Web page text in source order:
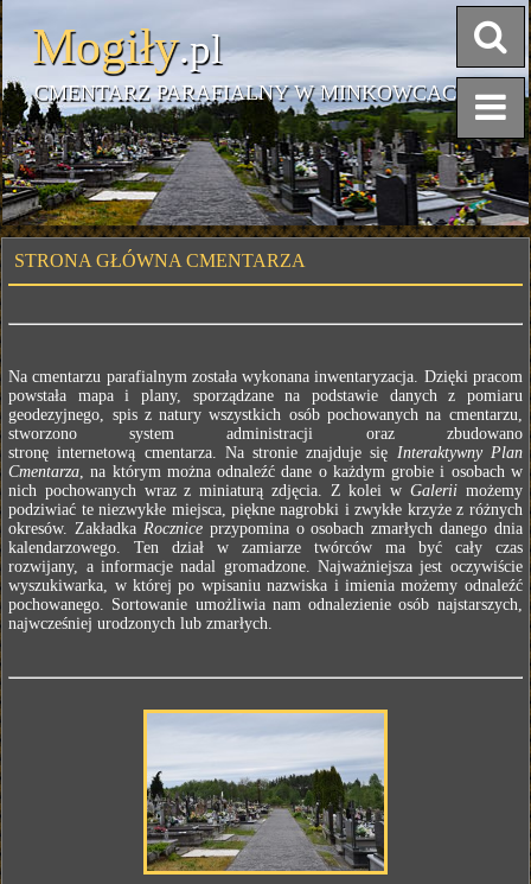
Mogiły.pl
CMENTARZ PARAFIALNY W MINKOWCACH
STRONA GŁÓWNA CMENTARZA
Na cmentarzu parafialnym została wykonana inwentaryzacja. Dzięki pracom
powstała mapa i plany, sporządzane na podstawie danych z pomiaru
geodezyjnego, spis z natury wszystkich osób pochowanych na cmentarzu,
stworzono system administracji oraz zbudowano
stronę internetową cmentarza. Na stronie znajduje się Interaktywny Plan
Cmentarza, na którym można odnaleźć dane o każdym grobie i osobach w
nich pochowanych wraz z miniaturą zdjęcia. Z kolei w Galerii możemy
podziwiać te niezwykłe miejsca, piękne nagrobki i zwykłe krzyże z różnych
okresów. Zakładka Roczniceprzypomina o osobach zmarłych danego dnia
kalendarzowego. Ten dział w zamiarze twórców ma być cały czas
rozwijany, a informacje nadal gromadzone. Najważniejsza jest oczywiście
wyszukiwarka, w której po wpisaniu nazwiska i imienia możemy odnaleźć
pochowanego. Sortowanie umożliwia nam odnalezienie osób najstarszych,
najwcześniej urodzonych lub zmarłych.